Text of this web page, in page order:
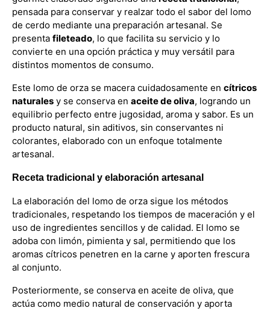
pensada para conservar y realzar todo el sabor del lomo
de cerdo mediante una preparación artesanal. Se
presenta fileteado, lo que facilita su servicio y lo
convierte en una opción práctica y muy versátil para
distintos momentos de consumo.
Este lomo de orza se macera cuidadosamente en cítricos
naturales y se conserva en aceite de oliva, logrando un
equilibrio perfecto entre jugosidad, aroma y sabor. Es un
producto natural, sin aditivos, sin conservantes ni
colorantes, elaborado con un enfoque totalmente
artesanal.
Receta tradicional y elaboración artesanal
La elaboración del lomo de orza sigue los métodos
tradicionales, respetando los tiempos de maceración y el
uso de ingredientes sencillos y de calidad. El lomo se
adoba con limón, pimienta y sal, permitiendo que los
aromas cítricos penetren en la carne y aporten frescura
al conjunto.
Posteriormente, se conserva en aceite de oliva, que
actúa como medio natural de conservación y aporta